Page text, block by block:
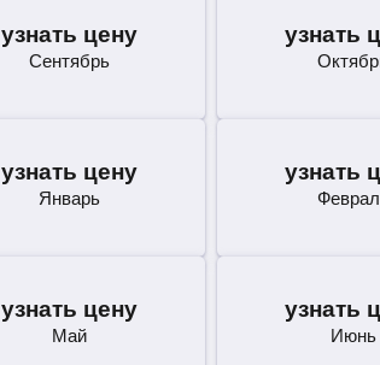
узнать цену
Сентябрь
узнать
узнать цену
Январь
узнать
узнать цену
Май
узнать
Июнь